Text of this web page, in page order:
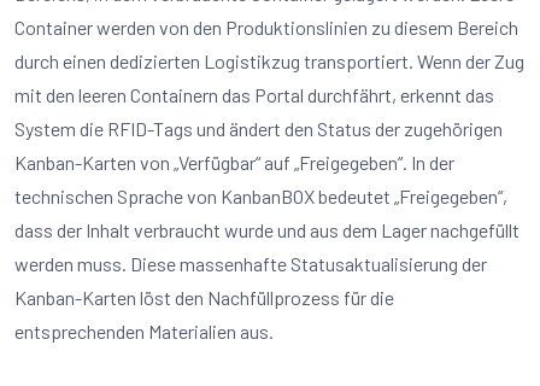
Container werden von den Produktionslinien zu diesem Bereich
durch einen dedizierten Logistikzug transportiert. Wenn der Zug
mit den leeren Containern das Portal durchfährt, erkennt das
System die RFID-Tags und ändert den Status der zugehörigen
Kanban-Karten von „Verfügbar“ auf „Freigegeben“. In der
technischen Sprache von KanbanBOX bedeutet „Freigegeben“,
dass der Inhalt verbraucht wurde und aus dem Lager nachgefüllt
werden muss. Diese massenhafte Statusaktualisierung der
Kanban-Karten löst den Nachfüllprozess für die
entsprechenden Materialien aus.